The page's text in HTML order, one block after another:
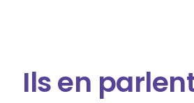
Ils en